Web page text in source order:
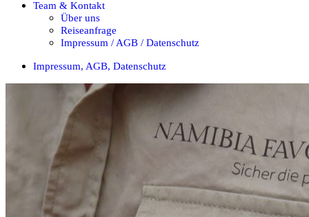
Team & Kontakt
Über uns
Reiseanfrage
Impressum / AGB / Datenschutz
Impressum, AGB, Datenschutz